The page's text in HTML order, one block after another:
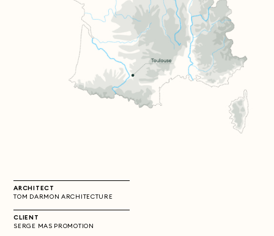
ARCHITECT
TOM DARMON ARCHITECTURE
CLIENT
SERGE MAS PROMOTION